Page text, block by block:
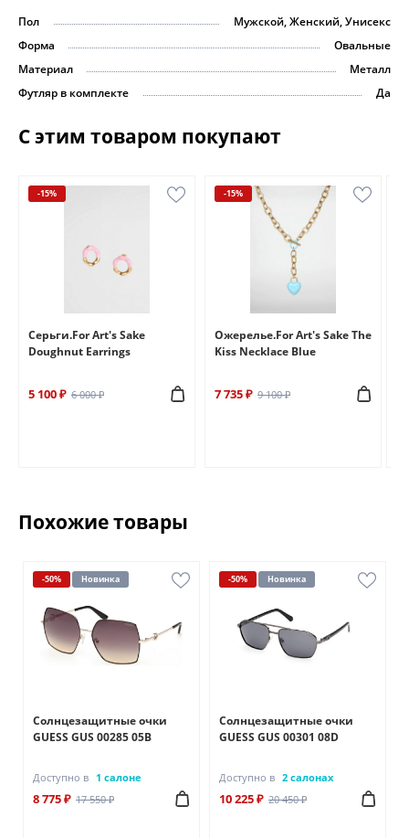
Пол
Мужской, Женский, Унисекс
Форма
Овальные
Материал
Металл
Футляр в комплекте
Да
С этим товаром покупают
-15%
Серьги.For Art's Sake
Doughnut Earrings
5 100 ₽ 6 000 ₽
-15%
Ожерелье.For Art's Sake The
Kiss Necklace Blue
7 735 ₽ 9 100 ₽
Похожие товары
-50% Новинка
Солнцезащитные очки
GUESS GUS 00285 05B
Доступно в 1 салоне
8 775 ₽ 17 550 ₽
-50% Новинка
Солнцезащитные очки
GUESS GUS 00301 08D
Доступно в 2 салонах
10 225 ₽ 20 450 ₽